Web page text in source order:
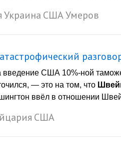
Украина СШАУмеров
введение США 10%-ной
— это на том, что
ввёл в отношении
США